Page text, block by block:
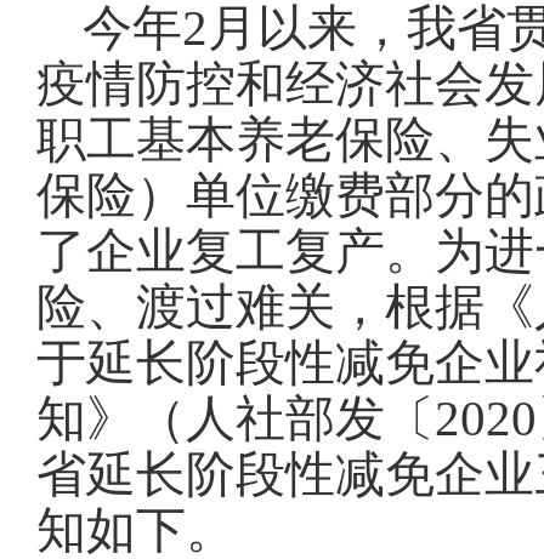
今年2月以来，我省
疫情防控和经济社会
职工基本养老保险、
保险）单位缴费部分
了企业复工复产。为
险、 渡过难关，根据
于延长阶段性减免企
知》（人社部发〔
省延长阶段性减免企
知如下。